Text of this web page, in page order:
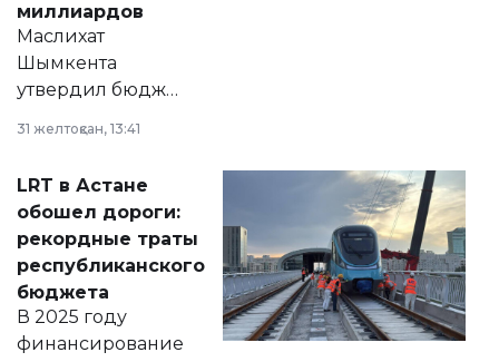
миллиардов
Маслихат
Шымкента
утвердил бюджет
2028 годы.
документ
появился в базе
нормативных
правовых актов и
на сайте маслихат
города.
31 желтоқсан, 13:41
LRT в Астане
обошел дороги:
рекордные траты
республиканского
бюджета
В 2025 году
финансирование